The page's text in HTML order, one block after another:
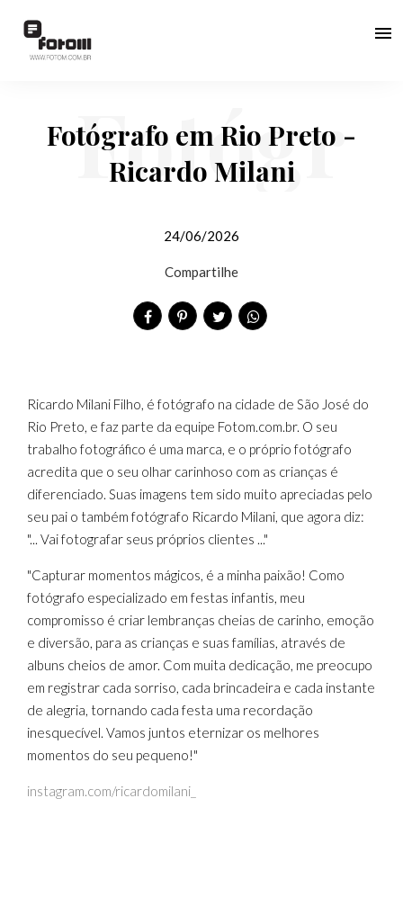
menu
Fotógrafo em Rio Preto -
Ricardo Milani
Fotógr
afo em
Rio
Preto -
Ricard
o
Milani
24/06/2026
Compartilhe
Ricardo Milani Filho, é fotógrafo na cidade de São José do
Rio Preto, e faz parte da equipe Fotom.com.br. O seu
trabalho fotográfico é uma marca, e o próprio fotógrafo
acredita que o seu olhar carinhoso com as crianças é
diferenciado. Suas imagens tem sido muito apreciadas pelo
seu pai o também fotógrafo Ricardo Milani, que agora diz:
"... Vai fotografar seus próprios clientes ..."
"Capturar momentos mágicos, é a minha paixão! Como
fotógrafo especializado em festas infantis, meu
compromisso é criar lembranças cheias de carinho, emoção
e diversão, para as crianças e suas famílias, através de
albuns cheios de amor. Com muita dedicação, me preocupo
em registrar cada sorriso, cada brincadeira e cada instante
de alegria, tornando cada festa uma recordação
inesquecível. Vamos juntos eternizar os melhores
momentos do seu pequeno!"
instagram.com/ricardomilani_